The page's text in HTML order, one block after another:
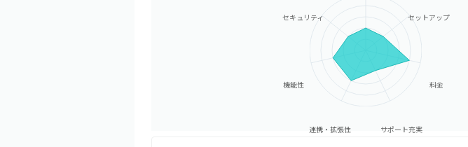
セットアップ
料金
サポート充実
連携・拡張性
機能性
セキュリティ